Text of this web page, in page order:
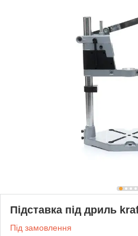
Підставка під дриль
Під замовлення